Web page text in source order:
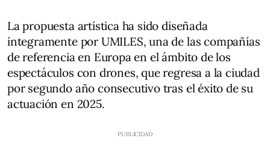
La propuesta artística ha sido diseñada
íntegramente por UMILES, una de las compañías
de referencia en Europa en el ámbito de los
espectáculos con drones, que regresa a la ciudad
por segundo año consecutivo tras el éxito de su
actuación en 2025.